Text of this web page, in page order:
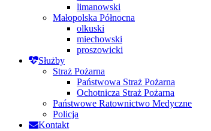
limanowski
Małopolska Północna
olkuski
miechowski
proszowicki
Służby
Straż Pożarna
Państwowa Straż Pożarna
Ochotnicza Straż Pożarna
Państwowe Ratownictwo Medyczne
Policja
Kontakt